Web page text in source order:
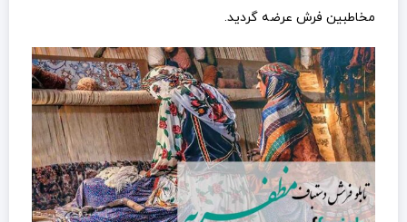
مخاطبین فرش عرضه گردید.